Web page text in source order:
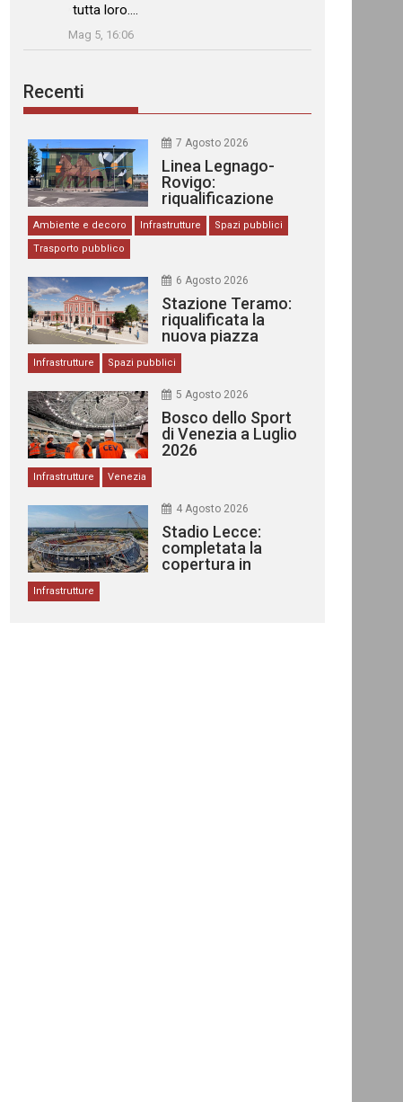
tutta loro.…
Mag 5, 16:06
Recenti
7 Agosto 2026
Linea Legnago-
Rovigo:
riqualificazione
delle stazioni
Ambiente e decoro Infrastrutture
Spazi pubblici
Trasporto pubblico
6 Agosto 2026
Stazione Teramo:
riqualificata la
nuova piazza
urbana
Infrastrutture Spazi pubblici
5 Agosto 2026
Bosco dello Sport
di Venezia a Luglio
2026
Infrastrutture Venezia
4 Agosto 2026
Stadio Lecce:
completata la
copertura in
Infrastrutture